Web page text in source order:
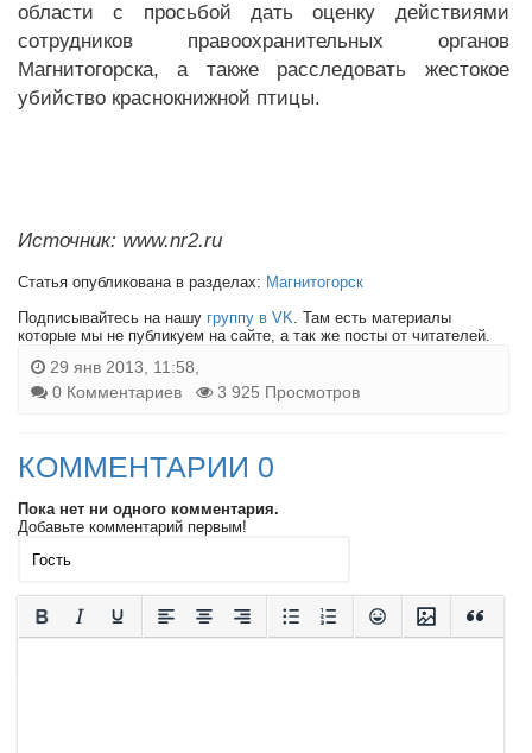
области с просьбой дать оценку действиями
сотрудников правоохранительных органов
Магнитогорска, а также расследовать жестокое
убийство краснокнижной птицы.
Источник: www.nr2.ru
Статья опубликована в разделах: Магнитогорск
Подписывайтесь на нашу группу в VK. Там есть материалы
которые мы не публикуем на сайте, а так же посты от читателей.
29 янв 2013, 11:58,
0 Комментариев
3 925 Просмотров
КОММЕНТАРИИ 0
Пока нет ни одного комментария.
Добавьте комментарий первым!